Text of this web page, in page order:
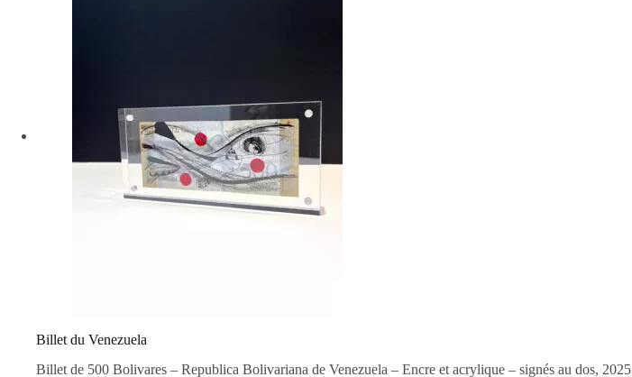
Billet du Venezuela
Billet de 500 Bolivares – Republica Bolivariana de Venezuela – Encre et acrylique – signés au dos, 2025